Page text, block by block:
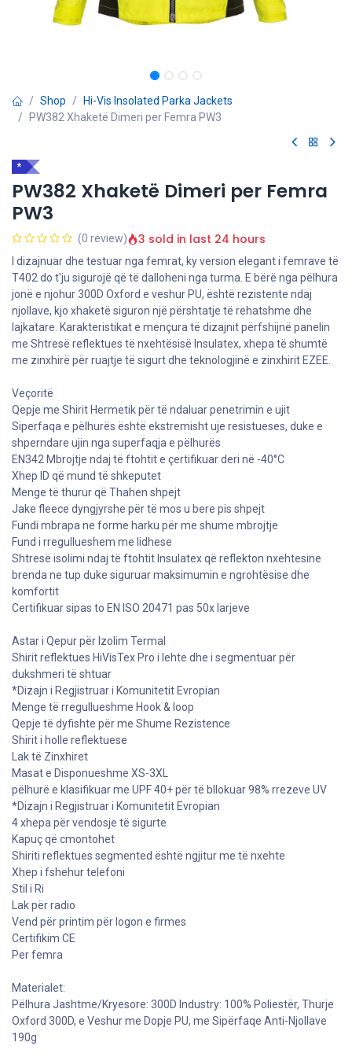
Shop
Hi-Vis Insolated Parka Jackets
PW382 Xhaketë Dimeri per Femra PW3
*
PW382 Xhaketë Dimeri per Femra
PW3
(0 review) 3 sold in last 24 hours
I dizajnuar dhe testuar nga femrat, ky version elegant i femrave të
T402 do t'ju sigurojë që të dalloheni nga turma. E bërë nga pëlhura
jonë e njohur 300D Oxford e veshur PU, është rezistente ndaj
njollave, kjo xhaketë siguron një përshtatje të rehatshme dhe
lajkatare. Karakteristikat e mençura të dizajnit përfshijnë panelin
me Shtresë reflektues të nxehtësisë Insulatex, xhepa të shumtë
me zinxhirë për ruajtje të sigurt dhe teknologjinë e zinxhirit EZEE.
Veçoritë
Qepje me Shirit Hermetik për të ndaluar penetrimin e ujit
Siperfaqa e pëlhurës është ekstremisht uje resistueses, duke e
shperndare ujin nga superfaqja e pëlhurës
EN342 Mbrojtje ndaj të ftohtit e çertifikuar deri në -40°C
Xhep ID që mund të shkeputet
Menge të thurur që Thahen shpejt
Jake fleece dyngjyrshe për të mos u bere pis shpejt
Fundi mbrapa ne forme harku për me shume mbrojtje
Fund i rregullueshem me lidhese
Shtresë isolimi ndaj të ftohtit Insulatex që reflekton nxehtesine
brenda ne tup duke siguruar maksimumin e ngrohtësise dhe
komfortit
Certifikuar sipas to EN ISO 20471 pas 50x larjeve
Astar i Qepur për Izolim Termal
Shirit reflektues HiVisTex Pro i lehte dhe i segmentuar për
dukshmeri të shtuar
*Dizajn i Regjistruar i Komunitetit Evropian
Menge të rregullueshme Hook & loop
Qepje të dyfishte për me Shume Rezistence
Shirit i holle reflektuese
Lak të Zinxhiret
Masat e Disponueshme XS-3XL
pëlhurë e klasifikuar me UPF 40+ për të bllokuar 98% rrezeve UV
*Dizajn i Regjistruar i Komunitetit Evropian
4 xhepa për vendosje të sigurte
Kapuç që cmontohet
Shiriti reflektues segmented është ngjitur me të nxehte
Xhep i fshehur telefoni
Stil i Ri
Lak për radio
Vend për printim për logon e firmes
Certifikim CE
Per femra
Materialet:
Pëlhura Jashtme/Kryesore: 300D Industry: 100% Poliestër, Thurje
Oxford 300D, e Veshur me Dopje PU, me Sipërfaqe Anti-Njollave
190g